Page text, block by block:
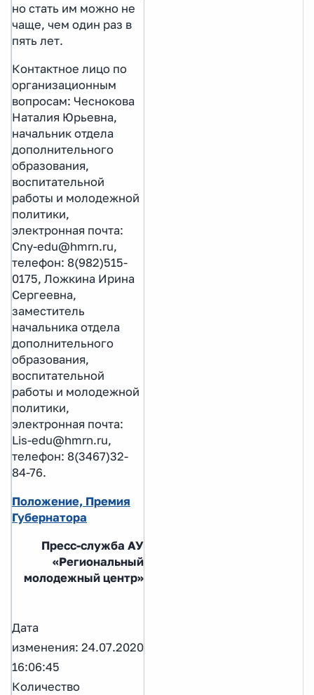
но стать им можно не
чаще, чем один раз в
пять лет.
Контактное лицо по
организационным
вопросам: Чеснокова
Наталия Юрьевна,
начальник отдела
дополнительного
образования,
воспитательной
работы и молодежной
политики,
электронная почта:
Cny-edu@hmrn.ru,
телефон: 8(982)515-
0175, Ложкина Ирина
Сергеевна,
заместитель
начальника отдела
дополнительного
образования,
воспитательной
работы и молодежной
политики,
электронная почта:
Lis-edu@hmrn.ru,
телефон: 8(3467)32-
84-76.
Положение, Премия
Губернатора
Пресс-служба АУ
«Региональный
молодежный центр»
Дата
изменения: 24.07.2020
16:06:45
Количество